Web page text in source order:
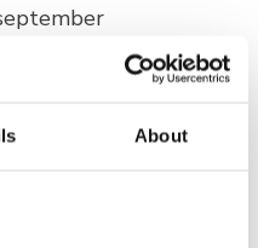
About
spomienku z